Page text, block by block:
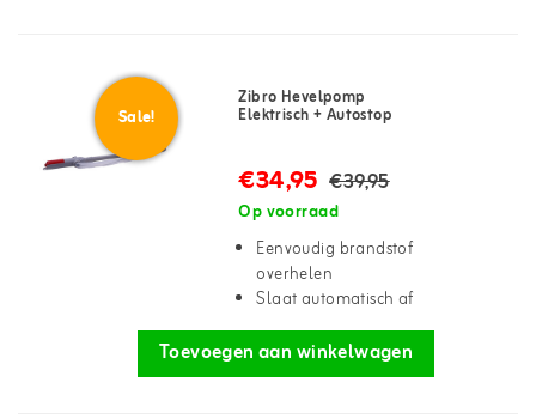
Sale!
Zibro Hevelpomp
Elektrisch + Autostop
€34,95 €39,95
Op voorraad
Eenvoudig brandstof
overhelen
Slaat automatisch af
Toevoegen aan winkelwagen